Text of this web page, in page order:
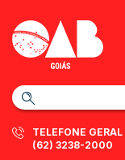
TELEFONE GERAL
(62) 3238-2000